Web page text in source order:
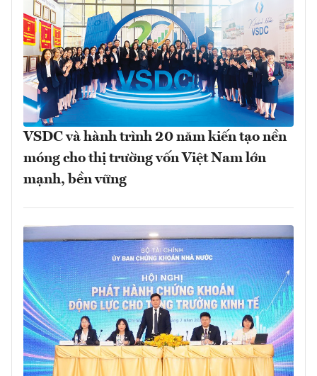
VSDC và hành trình 20 năm kiến tạo nền
móng cho thị trường vốn Việt Nam lớn
mạnh, bền vững